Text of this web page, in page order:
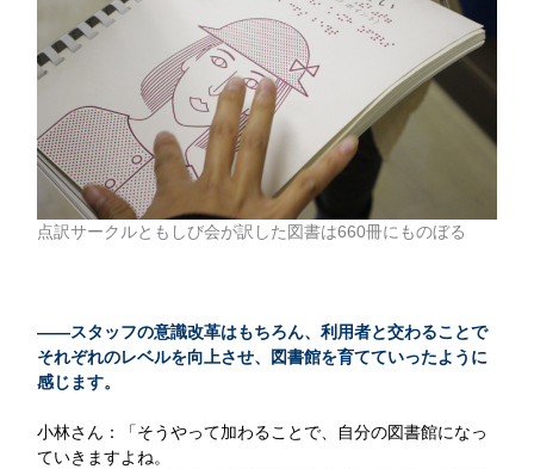
点訳サークルともしび会が訳した図書は660冊にものぼる
——スタッフの意識改革はもちろん、利用者と交わることで
それぞれのレベルを向上させ、図書館を育てていったように
感じます。
小林さん：「そうやって加わることで、自分の図書館になっ
ていきますよね。